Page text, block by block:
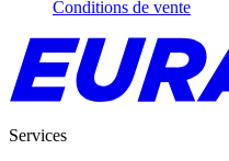
Conditions de vente
Services